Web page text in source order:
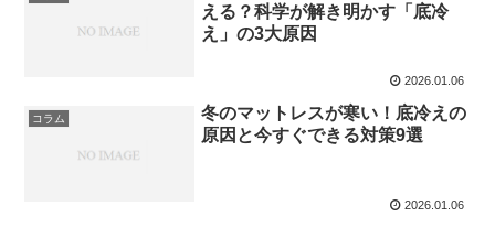
える？科学が解き明かす「底冷
え」の3大原因
2026.01.06
コラム
冬のマットレスが寒い！底冷えの
原因と今すぐできる対策9選
2026.01.06